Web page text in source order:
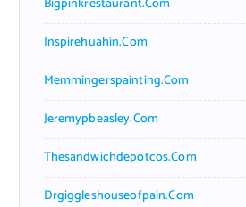
Inspirehuahin.com
Memmingerspainting.com
Jeremypbeasley.com
Thesandwichdepotcos.com
Drgiggleshouseofpain.com